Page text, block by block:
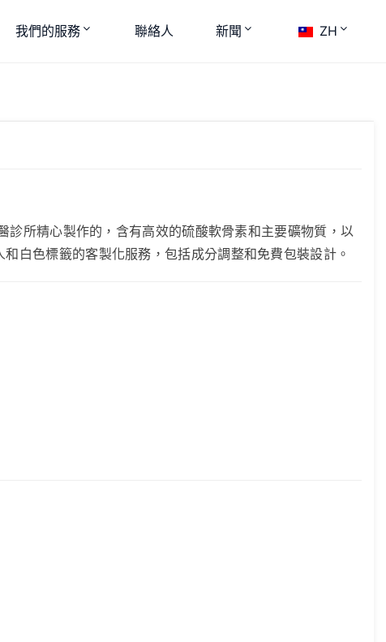
我們的服務 聯絡人 新聞 ZH
所精心製作的，含有高效的硫酸軟骨素和主要礦物質，以
白色標籤的客製化服務，包括成分調整和免費包裝設計。